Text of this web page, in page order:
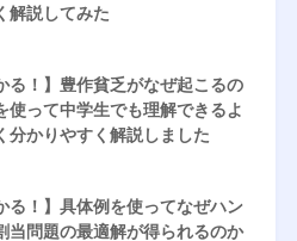
解説してみた
る！】豊作貧乏がなぜ起こるの
使って中学生でも理解できるよ
分かりやすく解説しました
る！】具体例を使ってなぜハン
当問題の最適解が得られるのか